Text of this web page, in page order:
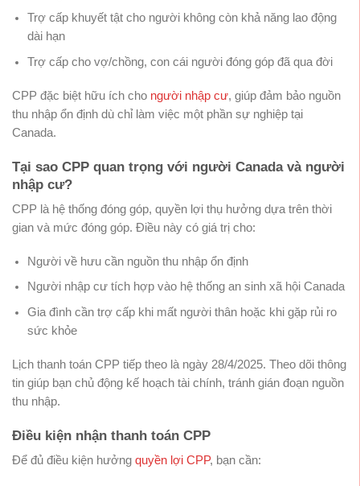
Trợ cấp khuyết tật cho người không còn khả năng lao động
dài hạn
Trợ cấp cho vợ/chồng, con cái người đóng góp đã qua đời
CPP đặc biệt hữu ích cho người nhập cư, giúp đảm bảo nguồn
thu nhập ổn định dù chỉ làm việc một phần sự nghiệp tại
Canada.
Tại sao CPP quan trọng với người Canada và người
nhập cư?
CPP là hệ thống đóng góp, quyền lợi thụ hưởng dựa trên thời
gian và mức đóng góp. Điều này có giá trị cho:
Người về hưu cần nguồn thu nhập ổn định
Người nhập cư tích hợp vào hệ thống an sinh xã hội Canada
Gia đình cần trợ cấp khi mất người thân hoặc khi gặp rủi ro
sức khỏe
Lịch thanh toán CPP tiếp theo là ngày 28/4/2025. Theo dõi thông
tin giúp bạn chủ động kế hoạch tài chính, tránh gián đoạn nguồn
thu nhập.
Điều kiện nhận thanh toán CPP
Để đủ điều kiện hưởng quyền lợi CPP, bạn cần: